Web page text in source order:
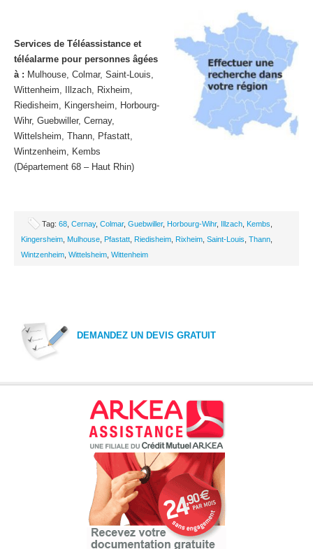
Services de Téléassistance et
téléalarme pour personnes âgées
à : Mulhouse, Colmar, Saint-Louis,
Wittenheim, Illzach, Rixheim,
Riedisheim, Kingersheim, Horbourg-
Wihr, Guebwiller, Cernay,
Wittelsheim, Thann, Pfastatt,
Wintzenheim, Kembs
(Département 68 – Haut Rhin)
Tag: 68 Cernay, Colmar, Guebwiller, Horbourg-Wihr, Illzach Kembs
Kingersheim Mulhouse Pfastatt Riedisheim Rixheim Saint-Louis Thann
Wintzenheim Wittelsheim Wittenheim
DEMANDEZ UN DEVIS GRATUIT